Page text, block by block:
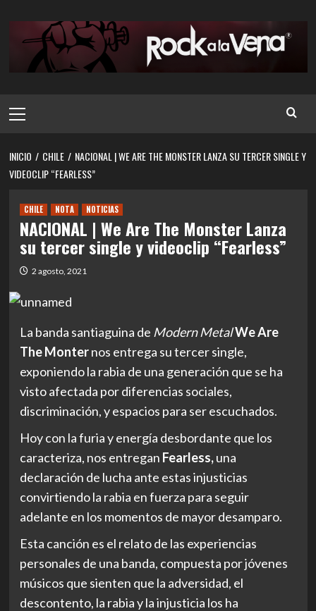
contenido
principal
INICIO CHILE
NACIONAL | WE ARE THE MONSTER LANZA SU TERCER SINGLE Y
VIDEOCLIP “FEARLESS”
CHILE NOTA NOTICIAS
NACIONAL | We Are The Monster Lanza
su tercer single y videoclip “Fearless”
2 agosto, 2021
La banda santiaguina de Modern MetalWe Are
The Monternos entrega su tercer single,
exponiendo la rabia de una generación que se ha
visto afectada por diferencias sociales,
discriminación, y espacios para ser escuchados.
Hoy con la furia y energía desbordante que los
caracteriza, nos entregan Fearless,una
declaración de lucha ante estas injusticias
convirtiendo la rabia en fuerza para seguir
adelante en los momentos de mayor desamparo.
Esta canción es el relato de las experiencias
personales de una banda, compuesta por jóvenes
músicos que sienten que la adversidad, el
descontento, la rabia y la injusticia los ha